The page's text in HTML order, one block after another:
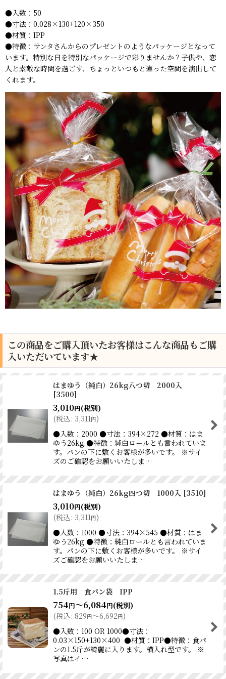
●入数：50
●寸法：0.028×130+120×350
●材質：IPP
●特徴：サンタさんからのプレゼントのようなパッケージとなって
います。特別な日を特別なパッケージで彩りませんか？子供や、恋
人と素敵な時間を過ごす、ちょっといつもと違った空間を演出して
くれます。
この商品をご購入頂いたお客様はこんな商品もご購
入いただいています★
はまゆう（純白）26kg八つ切 2000入
[3500]
3,010円(税別)
(税込: 3,311円)
●入数：2000 ●寸法：394×272 ●材質：はま
ゆう26kg ●特徴：純白ロールとも言われていま
す。パンの下に敷くお客様が多いです。 ※サイ
ズのご確認をお願いいたしま…
はまゆう（純白）26kg四つ切 1000入 [3510]
3,010円(税別)
(税込: 3,311円)
●入数：1000 ●寸法：394×545 ●材質：はま
ゆう26kg ●特徴：純白ロールとも言われていま
す。パンの下に敷くお客様が多いです。 ※サイ
ズご確認をお願いいたしま…
1.5斤用 食パン袋 IPP
754円～6,084円(税別)
(税込: 829円～6,692円)
●入数：100 OR 1000●寸法：
0.03×150+130×400 ●材質：IPP●特徴：食パ
ンの1.5斤が綺麗に入ります。横入れ型です。 ※
写真はイ…